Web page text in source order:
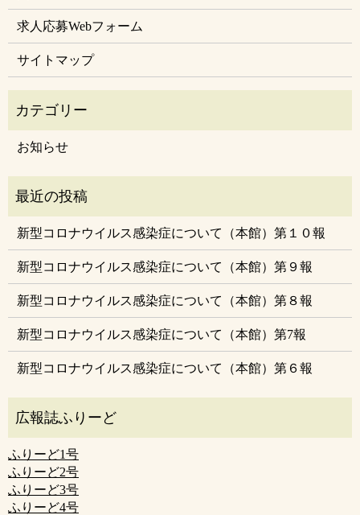
求人応募Webフォーム
サイトマップ
お知らせ
新型コロナウイルス感染症について（本館）第１０報
新型コロナウイルス感染症について（本館）第９報
新型コロナウイルス感染症について（本館）第８報
新型コロナウイルス感染症について（本館）第7報
新型コロナウイルス感染症について（本館）第６報
ふりーど1号
ふりーど2号
ふりーど3号
ふりーど4号